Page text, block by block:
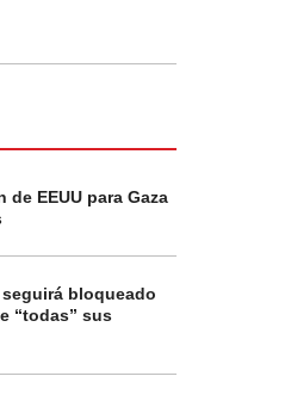
de EEUU para Gaza
bloqueado
“todas” sus